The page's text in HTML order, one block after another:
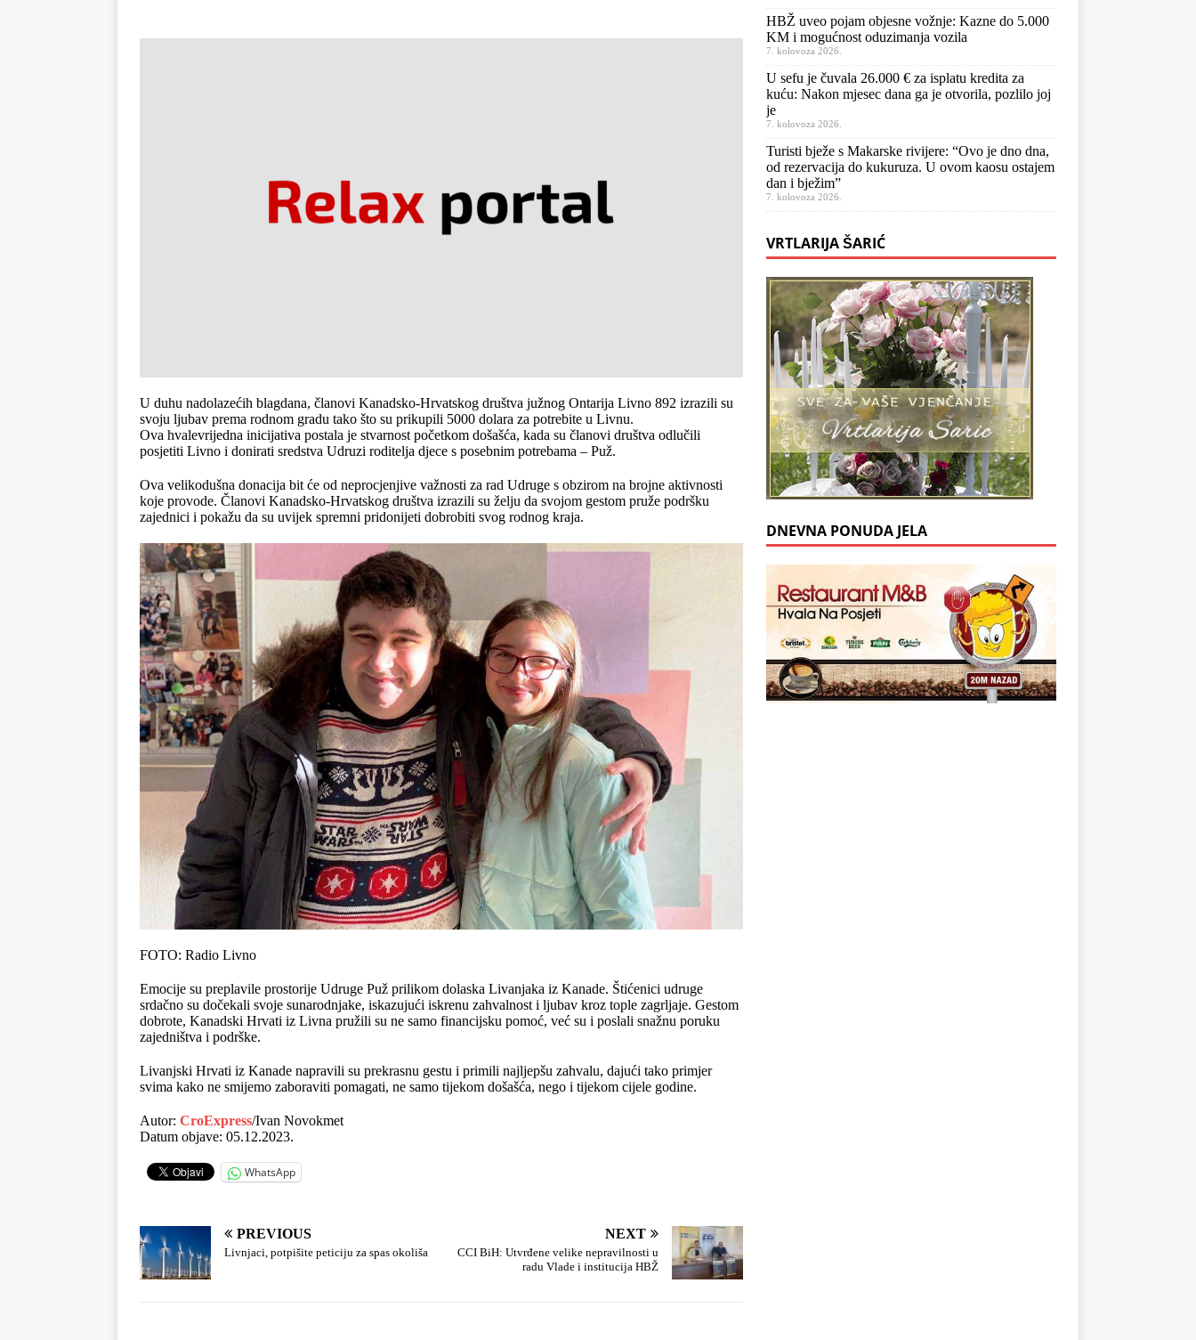
U duhu nadolazećih blagdana, članovi Kanadsko-Hrvatskog društva južnog Ontarija Livno 892 izrazili su
svoju ljubav prema rodnom gradu tako što su prikupili 5000 dolara za potrebite u Livnu.
Ova hvalevrijedna inicijativa postala je stvarnost početkom došašća, kada su članovi društva odlučili
posjetiti Livno i donirati sredstva Udruzi roditelja djece s posebnim potrebama – Puž.
Ova velikodušna donacija bit će od neprocjenjive važnosti za rad Udruge s obzirom na brojne aktivnosti
koje provode. Članovi Kanadsko-Hrvatskog društva izrazili su želju da svojom gestom pruže podršku
zajednici i pokažu da su uvijek spremni pridonijeti dobrobiti svog rodnog kraja.
FOTO: Radio Livno
Emocije su preplavile prostorije Udruge Puž prilikom dolaska Livanjaka iz Kanade. Štićenici udruge
srdačno su dočekali svoje sunarodnjake, iskazujući iskrenu zahvalnost i ljubav kroz tople zagrljaje. Gestom
dobrote, Kanadski Hrvati iz Livna pružili su ne samo financijsku pomoć, već su i poslali snažnu poruku
zajedništva i podrške.
Livanjski Hrvati iz Kanade napravili su prekrasnu gestu i primili najljepšu zahvalu, dajući tako primjer
svima kako ne smijemo zaboraviti pomagati, ne samo tijekom došašća, nego i tijekom cijele godine.
Autor: CroExpress/Ivan Novokmet
Datum objave: 05.12.2023.
WhatsApp
PREVIOUS
Livnjaci, potpišite peticiju za spas okoliša
NEXT
CCI BiH: Utvrđene velike nepravilnosti u
radu Vlade i institucija HBŽ
HBŽ uveo pojam objesne vožnje: Kazne do 5.000
KM i mogućnost oduzimanja vozila
7. kolovoza 2026.
U sefu je čuvala 26.000 € za isplatu kredita za
kuću: Nakon mjesec dana ga je otvorila, pozlilo joj
je
7. kolovoza 2026.
Turisti bježe s Makarske rivijere: “Ovo je dno dna,
od rezervacija do kukuruza. U ovom kaosu ostajem
dan i bježim”
7. kolovoza 2026.
VRTLARIJA ŠARIĆ
DNEVNA PONUDA JELA